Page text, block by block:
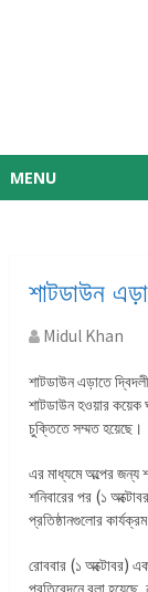
MENU
শাটডাউন
Midul Khan
শাটডাউন এড়াতে
শাটডাউন হওয়ার কয়েক
চুক্তিতে সম্মত হয়েছে।
এর মাধ্যমে অল্পের জন্য
শনিবারের পর (১
প্রতিষ্ঠানগুলোর
রোববার (১ অক্টোবর) এক